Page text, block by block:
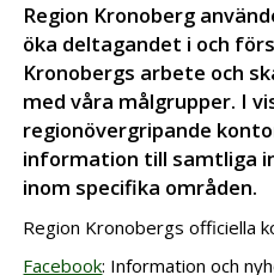
Region Kronoberg
öka deltagandet i och
Kronobergs arbete och
med våra målgrupper. I
regionövergripande
information till samtliga
inom specifika områden.
Region Kronobergs officiella
Facebook: Information och